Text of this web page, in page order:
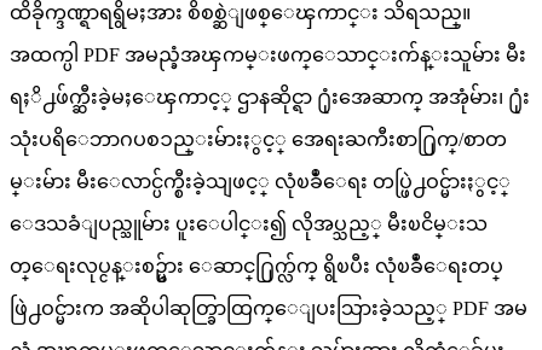
ထိခိုက္ဒဏ္ရာရရွိမႈအား စိစစ္ဆဲျဖစ္ေၾကာင္း သိရသည္။
အထက္ပါ PDF အမည္ခံအၾကမ္းဖက္ေသာင္းက်န္းသူမ်ား မီး
ရႈိ႕ဖ်က္ဆီးခဲ့မႈေၾကာင့္ ဌာနဆိုင္ရာ ႐ုံးအေဆာက္ အအုံမ်ား၊ ႐ုံး
သုံးပရိေဘာဂပစၥည္းမ်ားႏွင့္ အေရးႀကီးစာ႐ြက္/စာတ
မ္းမ်ား မီးေလာင္ပ်က္စီးခဲ့သျဖင့္ လုံၿခဳံေရး တပ္ဖြဲ႕ဝင္မ်ားႏွင့္
ေဒသခံျပည္သူမ်ား ပူးေပါင္း၍ လိုအပ္သည့္ မီးၿငိမ္းသ
တ္ေရးလုပ္ငန္းစဥ္မ်ား ေဆာင္႐ြက္လ်က္ ရွိၿပီး လုံၿခဳံေရးတပ္
ဖြဲ႕ဝင္မ်ားက အဆိုပါဆုတ္ခြာထြက္ေျပးသြားခဲ့သည့္ PDF အမ